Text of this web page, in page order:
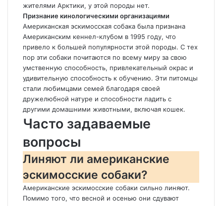
жителями Арктики, у этой породы нет.
Признание кинологическими организациями
Американская эскимосская собака была признана
Американским кеннел-клубом в 1995 году, что
привело к большей популярности этой породы. С тех
пор эти собаки почитаются по всему миру за свою
умственную способность, привлекательный окрас и
удивительную способность к обучению. Эти питомцы
стали любимцами семей благодаря своей
дружелюбной натуре и способности ладить с
другими домашними животными, включая кошек.
Часто задаваемые
вопросы
Линяют ли американские
эскимосские собаки?
Американские эскимосские собаки сильно линяют.
Помимо того, что весной и осенью они сдувают